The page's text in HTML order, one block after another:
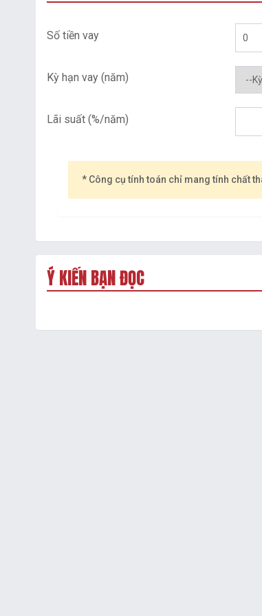
Số tiền vay
Kỳ hạn vay (năm)
Lãi suất (%/năm)
* Công cụ tính toán chỉ mang tính chất
Ý KIẾN BẠN ĐỌC